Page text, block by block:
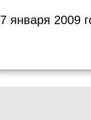
7 января 2009